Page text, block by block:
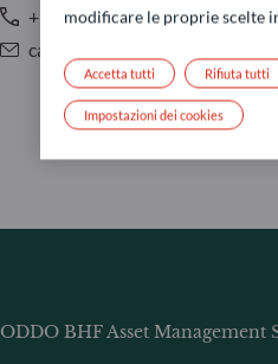
+352 45 76 76 245
caroline.durquety@oddo-
ODDO BHF Asset Management
modificare le proprie scelte
Rifiuta tutti
Accetta tutti
Impostazioni dei cookies